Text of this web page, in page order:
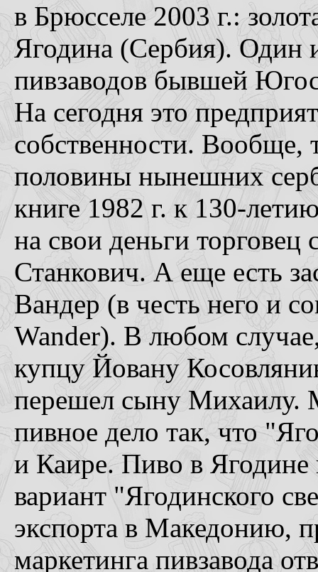
в Брюсселе 2003 г.:
Ягодина (Сербия). Один
пивзаводов бывшей
На сегодня это
собственности. Вообще,
половины нынешних
книге 1982 г. к 130-
на свои деньги
Станкович. А еще есть
Вандер (в честь него и
Wander). В любом
купцу Йовану
перешел сыну Михаилу.
пивное дело так, что
и Каире. Пиво в Ягодине
вариант "Ягодинского
экспорта в Македонию,
маркетинга пивзавода